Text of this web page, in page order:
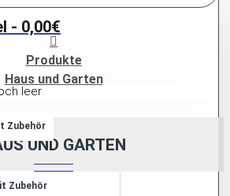
- 0,00€
leer
Zubehör
Zubehör
Produkte
Haus und Garten
UND GARTEN